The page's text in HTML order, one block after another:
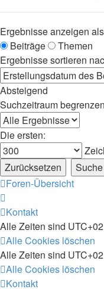
Ergebnisse anzeigen
Beiträge
Themen
Ergebnisse sortieren
Absteigend
Suchzeitraum
Die ersten:
Foren-Übersicht
Kontakt
Alle Zeiten sind
Alle Cookies löschen
Alle Zeiten sind
Alle Cookies löschen
Kontakt